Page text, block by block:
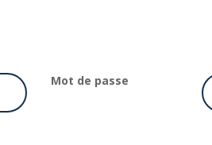
Mot de passe